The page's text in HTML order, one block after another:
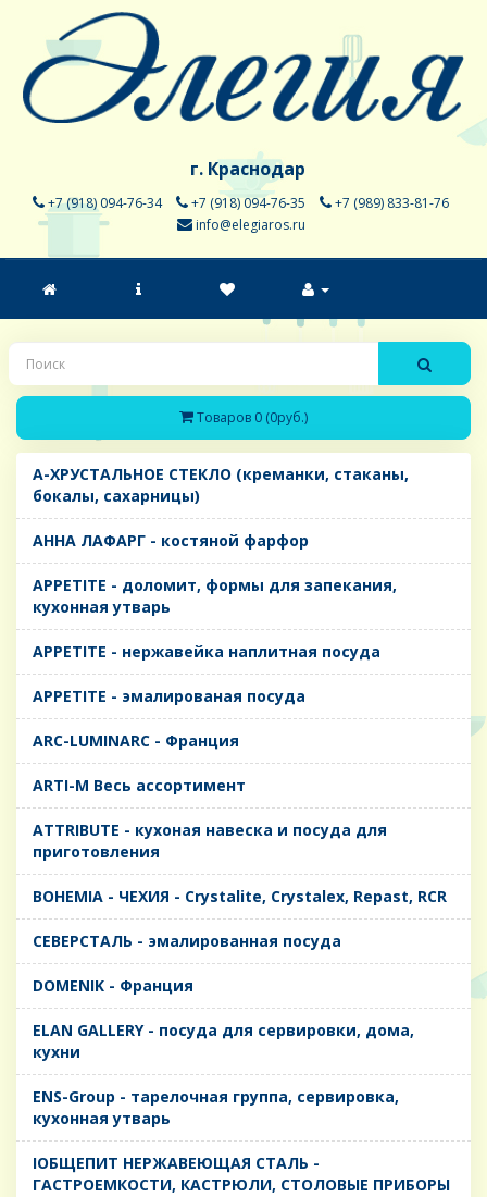
г. Краснодар
+7 (918) 094-76-34 +7 (918) 094-76-35
+7 (989) 833-81-76
info@elegiaros.ru
Товаров 0 (0руб.)
A-ХРУСТАЛЬНОЕ СТЕКЛО (креманки, стаканы,
бокалы, сахарницы)
AHHA ЛАФАРГ - костяной фарфор
APPETITE - доломит, формы для запекания,
кухонная утварь
APPETITE - нержавейка наплитная посуда
APPETITE - эмалированая посуда
ARC-LUMINARC - Франция
ARTI-M Весь ассортимент
ATTRIBUTE - кухоная навеска и посуда для
приготовления
BOHEMIA - ЧЕХИЯ - Crystalite, Crystalex, Repast, RCR
CЕВЕРСТАЛЬ - эмалированная посуда
DOMENIK - Франция
ELAN GALLERY - посуда для сервировки, дома,
кухни
ENS-Group - тарелочная группа, сервировка,
кухонная утварь
IОБЩЕПИТ НЕРЖАВЕЮЩАЯ СТАЛЬ -
ГАСТРОЕМКОСТИ, КАСТРЮЛИ, СТОЛОВЫЕ ПРИБОРЫ